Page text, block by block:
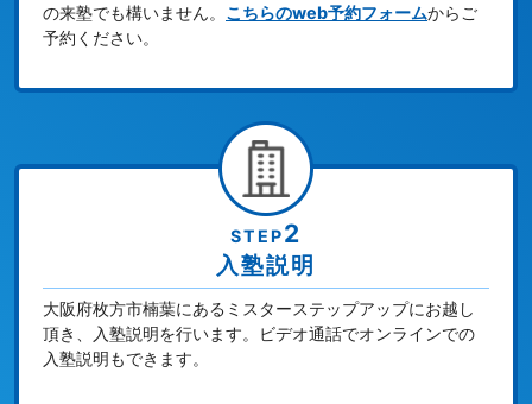
の来塾でも構いません。 こちらのweb予約フォームからご
予約ください。
STEP2
入塾説明
大阪府枚方市楠葉にあるミスターステップアップにお越し
頂き、入塾説明を行います。ビデオ通話でオンラインでの
入塾説明もできます。